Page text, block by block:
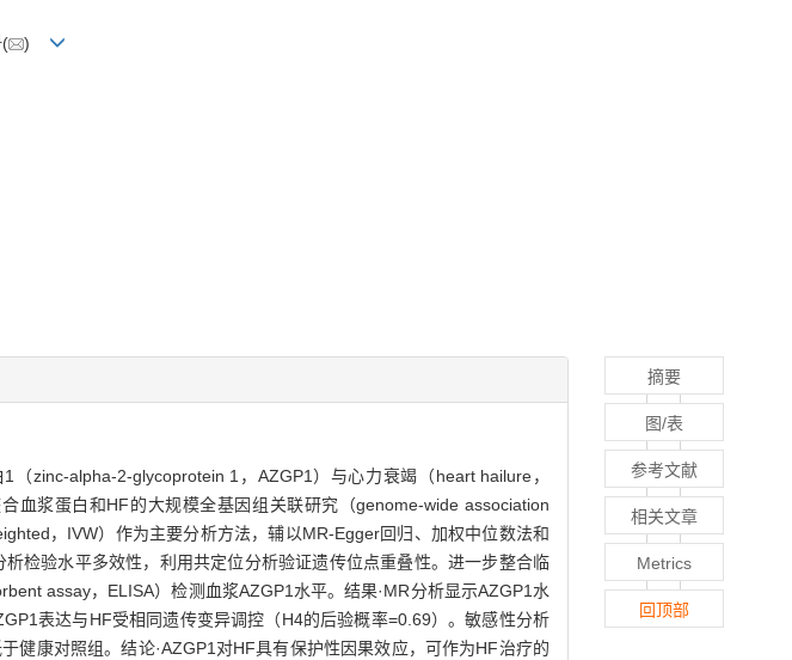
( )
zinc-alpha-2-glycoprotein 1，AZGP1）与心力衰竭（heart hailure，
血浆蛋白和HF的大规模全基因组关联研究（genome-wide association
，IVW）作为主要分析方法，辅以MR-Egger回归、加权中位数法和
检验水平多效性，利用共定位分析验证遗传位点重叠性。进一步整合临
assay，ELISA）检测血浆AZGP1水平。结果·MR分析显示AZGP1水
表达与HF受相同遗传变异调控（H4的后验概率=0.69）。敏感性分析
健康对照组。结论·AZGP1对HF具有保护性因果效应，可作为HF治疗的
摘要
图/表
参考文献
相关文章
Metrics
回顶部